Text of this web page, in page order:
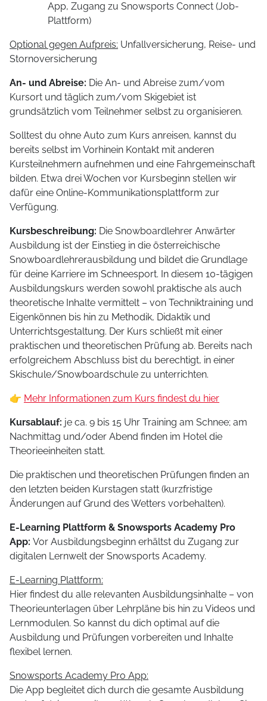
App, Zugang zu Snowsports Connect (Job-
Plattform)
Optional gegen Aufpreis: Unfallversicherung, Reise- und
Stornoversicherung
An- und Abreise: Die An- und Abreise zum/vom
Kursort und täglich zum/vom Skigebiet ist
grundsätzlich vom Teilnehmer selbst zu organisieren.
Solltest du ohne Auto zum Kurs anreisen, kannst du
bereits selbst im Vorhinein Kontakt mit anderen
Kursteilnehmern aufnehmen und eine Fahrgemeinschaft
bilden. Etwa drei Wochen vor Kursbeginn stellen wir
dafür eine Online-Kommunikationsplattform zur
Verfügung.
Kursbeschreibung: Die Snowboardlehrer Anwärter
Ausbildung ist der Einstieg in die österreichische
Snowboardlehrerausbildung und bildet die Grundlage
für deine Karriere im Schneesport. In diesem 10-tägigen
Ausbildungskurs werden sowohl praktische als auch
theoretische Inhalte vermittelt – von Techniktraining und
Eigenkönnen bis hin zu Methodik, Didaktik und
Unterrichtsgestaltung. Der Kurs schließt mit einer
praktischen und theoretischen Prüfung ab. Bereits nach
erfolgreichem Abschluss bist du berechtigt, in einer
Skischule/Snowboardschule zu unterrichten.
👉 Mehr Informationen zum Kurs findest du hier
Kursablauf: je ca. 9 bis 15 Uhr Training am Schnee; am
Nachmittag und/oder Abend finden im Hotel die
Theorieeinheiten statt.
Die praktischen und theoretischen Prüfungen finden an
den letzten beiden Kurstagen statt (kurzfristige
Änderungen auf Grund des Wetters vorbehalten).
E-Learning Plattform & Snowsports Academy Pro
App: Vor Ausbildungsbeginn erhältst du Zugang zur
digitalen Lernwelt der Snowsports Academy.
E-Learning Plattform:
Hier findest du alle relevanten Ausbildungsinhalte – von
Theorieunterlagen über Lehrpläne bis hin zu Videos und
Lernmodulen. So kannst du dich optimal auf die
Ausbildung und Prüfungen vorbereiten und Inhalte
flexibel lernen.
Snowsports Academy Pro App:
Die App begleitet dich durch die gesamte Ausbildung